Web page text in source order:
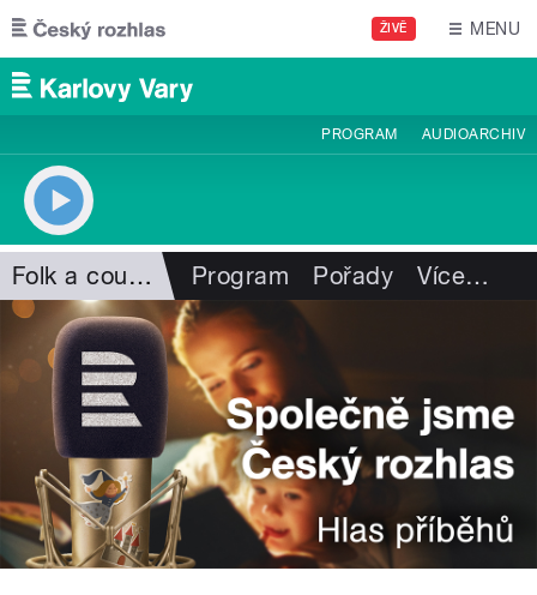
Přejít k hlavnímu obsahu
ŽIVĚ MENU
PROGRAM AUDIOARCHIV
Folk a country Program Pořady Více…